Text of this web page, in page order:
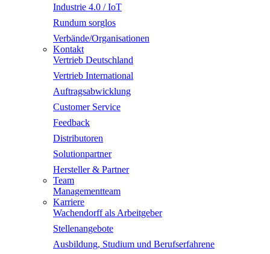
Industrie 4.0 / IoT
Rundum sorglos
Verbände/Organisationen
Kontakt
Vertrieb Deutschland
Vertrieb International
Auftragsabwicklung
Customer Service
Feedback
Distributoren
Solutionpartner
Hersteller & Partner
Team
Managementteam
Karriere
Wachendorff als Arbeitgeber
Stellenangebote
Ausbildung, Studium und Berufserfahrene